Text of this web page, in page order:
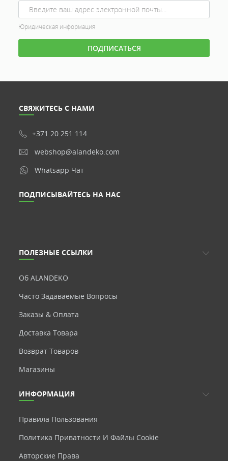
Юридическая информация
СВЯЖИТЕСЬ С НАМИ
+371 20 251 114
webshop@alandeko.com
Whatsapp Чат
ПОЛЕЗНЫЕ ССЫЛКИ
Об ALANDEKO
Часто Задаваемые Вопросы
Заказы & Оплата
Доставка Товара
Возврат Товаров
Магазины
ПОДПИСЫВАЙТЕСЬ НА НАС
ИНФОРМАЦИЯ
Правила Пользования
Политика Приватности И Файлы Cookie
Авторские Права